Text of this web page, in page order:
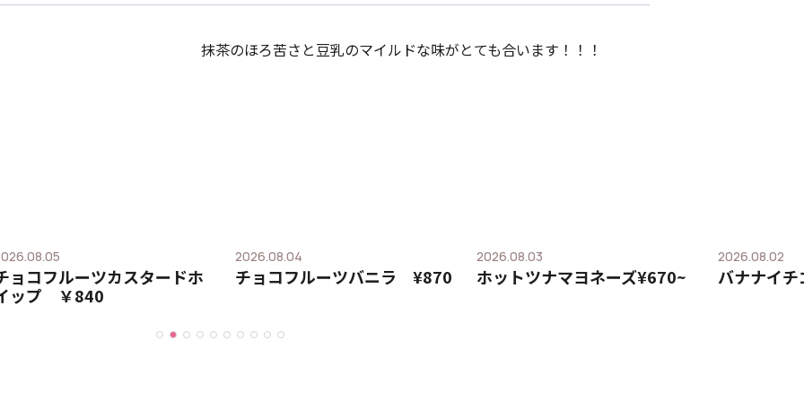
抹茶のほろ苦さと豆乳のマイルドな味がとても合います！！！
ョコフルーツカスタードホ
ップ ￥840
2026.08.04
チョコフルーツバニラ ¥870
2026.08.03
ホットツナマヨネーズ¥670~
2026.08.02
バナナイ